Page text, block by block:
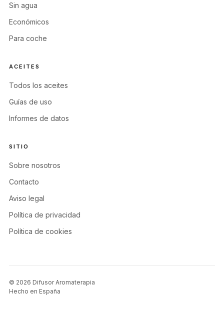
Sin agua
Económicos
Para coche
ACEITES
Todos los aceites
Guías de uso
Informes de datos
SITIO
Sobre nosotros
Contacto
Aviso legal
Política de privacidad
Política de cookies
© 2026 Difusor Aromaterapia
Hecho en España